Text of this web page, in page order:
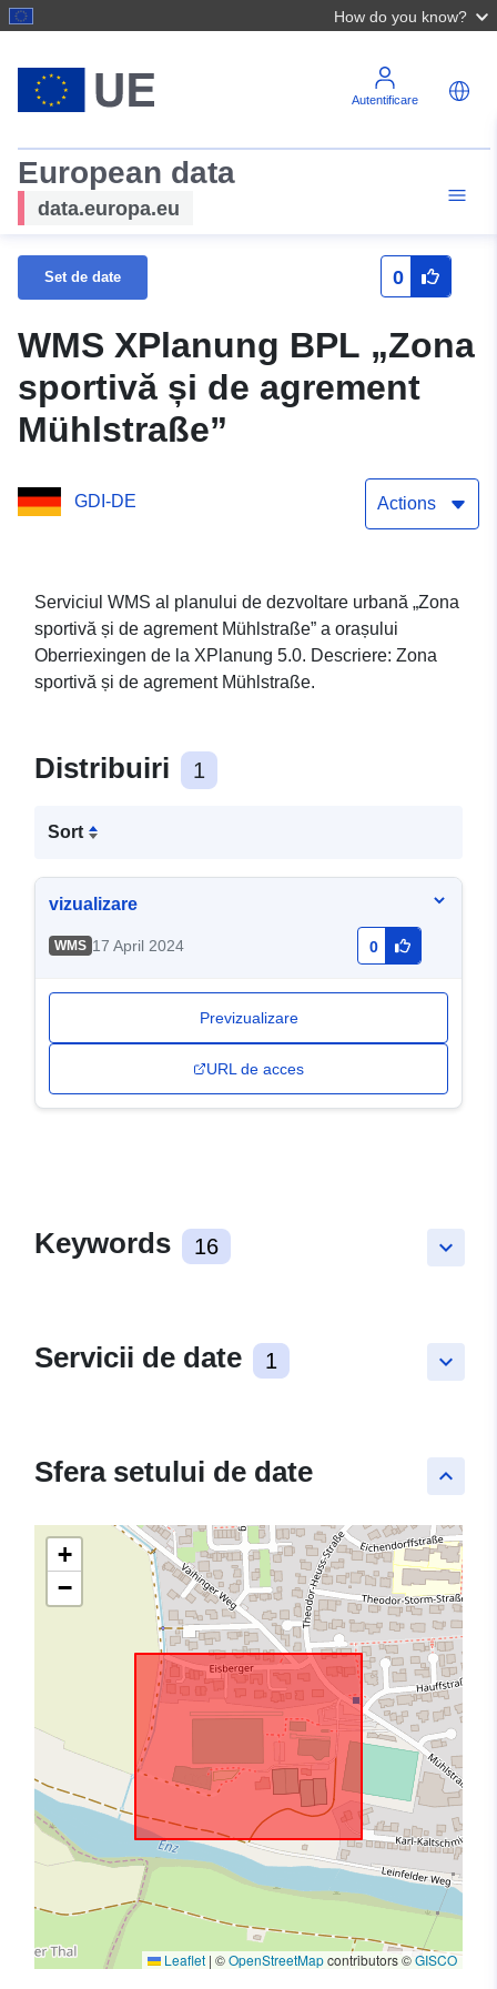
How do you know?
Autentificare
European data
data.europa.eu
Set de date 0
WMS XPlanung BPL „Zona
sportivă și de agrement
Mühlstraße”
GDI-DE Actions
Serviciul WMS al planului de dezvoltare urbană „Zona
sportivă și de agrement Mühlstraße” a orașului
Oberriexingen de la XPlanung 5.0. Descriere: Zona
sportivă și de agrement Mühlstraße.
Distribuiri 1
Sort
vizualizare
WMS 17 April 2024 0
Previzualizare
URL de acces
keyboard_arrow_down
Keywords 16
keyboard_arrow_down
Servicii de date 1
keyboard_arrow_up
Sfera setului de date
+
−
Leaflet | ©OpenStreetMapcontributors ©GISCO